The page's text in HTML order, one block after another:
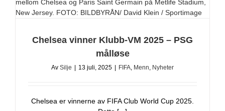
Chelsea vinner Klubb-VM 2025 – PSG
målløse
Av Silje 13 juli, 2025 FIFA, Menn, Nyheter
Chelsea er vinnerne av FIFA Club World Cup 2025.